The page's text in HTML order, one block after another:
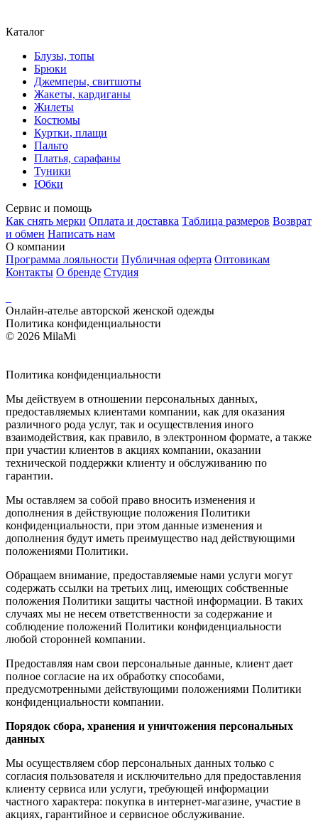
Каталог
Блузы, топы
Брюки
Джемперы, свитшоты
Жакеты, кардиганы
Жилеты
Костюмы
Куртки, плащи
Пальто
Платья, сарафаны
Туники
Юбки
Сервис и помощь
Как снять мерки Оплата и доставка Таблица размеров Возврат
и обмен Написать нам
О компании
Программа лояльности Публичная оферта Оптовикам
Контакты О бренде Студия
Онлайн-ателье авторской женской одежды
Политика конфиденциальности
© 2026 MilaMi
Политика конфиденциальности
Мы действуем в отношении персональных данных,
предоставляемых клиентами компании, как для оказания
различного рода услуг, так и осуществления иного
взаимодействия, как правило, в электронном формате, а также
при участии клиентов в акциях компании, оказании
технической поддержки клиенту и обслуживанию по
гарантии.
Мы оставляем за собой право вносить изменения и
дополнения в действующие положения Политики
конфиденциальности, при этом данные изменения и
дополнения будут иметь преимущество над действующими
положениями Политики.
Обращаем внимание, предоставляемые нами услуги могут
содержать ссылки на третьих лиц, имеющих собственные
положения Политики защиты частной информации. В таких
случаях мы не несем ответственности за содержание и
соблюдение положений Политики конфиденциальности
любой сторонней компании.
Предоставляя нам свои персональные данные, клиент дает
полное согласие на их обработку способами,
предусмотренными действующими положениями Политики
конфиденциальности компании.
Порядок сбора, хранения и уничтожения персональных
данных
Мы осуществляем сбор персональных данных только с
согласия пользователя и исключительно для предоставления
клиенту сервиса или услуги, требующей информации
частного характера: покупка в интернет-магазине, участие в
акциях, гарантийное и сервисное обслуживание.